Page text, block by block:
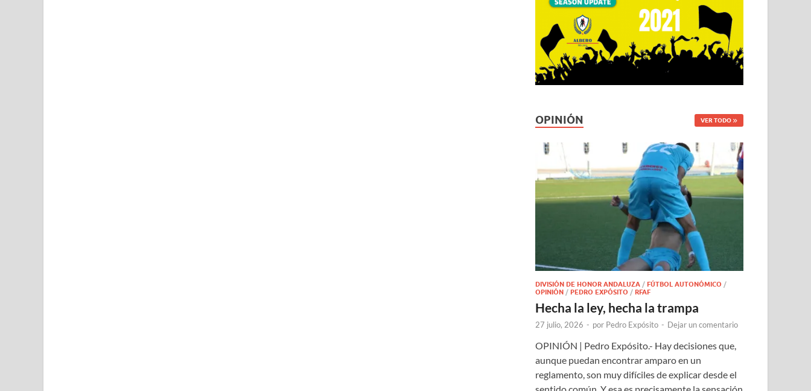
OPINIÓN VER TODO
DIVISIÓN DE HONOR ANDALUZA /FÚTBOL AUTONÓMICO /
OPINIÓN /PEDRO EXPÓSITO /RFAF
Hecha la ley, hecha la trampa
27 julio, 2026 - por Pedro Expósito - Dejar un comentario
OPINIÓN | Pedro Expósito.- Hay decisiones que,
aunque puedan encontrar amparo en un
reglamento, son muy difíciles de explicar desde el
sentido común. Y esa es precisamente la sensación